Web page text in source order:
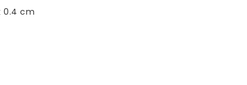
0.4 cm